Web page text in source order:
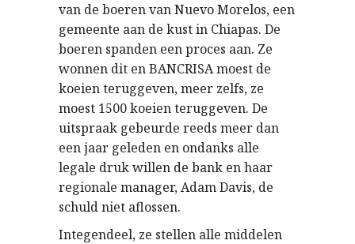
van de boeren van Nuevo Morelos, een
gemeente aan de kust in Chiapas. De
boeren spanden een proces aan. Ze
wonnen dit en BANCRISA moest de
koeien teruggeven, meer zelfs, ze
moest 1500 koeien teruggeven. De
uitspraak gebeurde reeds meer dan
een jaar geleden en ondanks alle
legale druk willen de bank en haar
regionale manager, Adam Davis, de
schuld niet aflossen.
Integendeel, ze stellen alle middelen